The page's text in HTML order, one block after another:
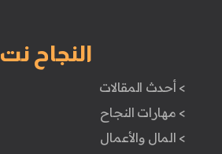
النجاح نت
> أحدث المقالات
> مهارات النجاح
> المال والأعمال